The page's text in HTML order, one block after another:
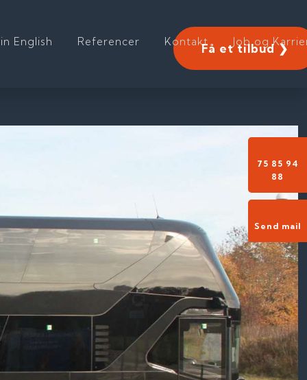
75 85 94
88​
Send mail
English Referencer Kontakt Job og
Få et tilbud ❯